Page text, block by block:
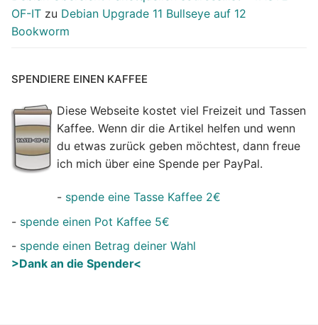
OF-IT zu Debian Upgrade 11 Bullseye auf 12
Bookworm
SPENDIERE EINEN KAFFEE
Diese Webseite kostet viel Freizeit und Tassen
Kaffee. Wenn dir die Artikel helfen und wenn
du etwas zurück geben möchtest, dann freue
ich mich über eine Spende per PayPal.
- spende eine Tasse Kaffee 2€
- spende einen Pot Kaffee 5€
- spende einen Betrag deiner Wahl
>Dank an die Spender<